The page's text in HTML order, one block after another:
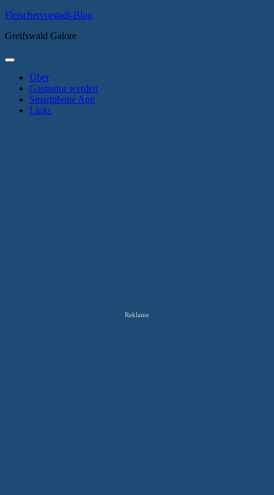
Zum
springen
Fleischervorstadt-Blog
Greifswald Galore
Primäres
Über
Gastautor werden
Smartphone App
Links
Reklame